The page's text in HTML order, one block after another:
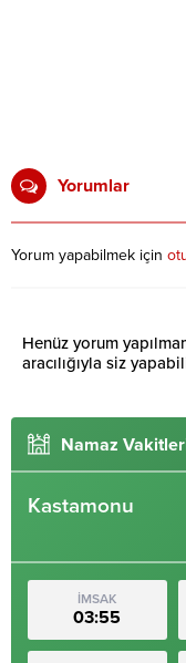
Yorumlar
Yorum yapabilmek için
Henüz yorum
aracılığıyla siz
Namaz
Kastamonu
İMSAK
03:55